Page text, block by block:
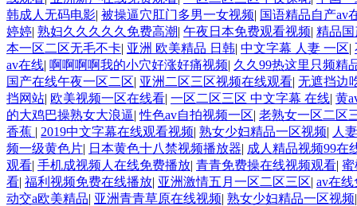
韩成人无码电影| 被操逼穴肛门多男一女视频| 国语精品自产av
婷婷| 熟妇久久久久久免费高潮| 午夜日本免费观看视频| 精品
本一区二区无毛不卡| 亚洲 欧美精品 日韩| 中文字幕 人妻 一区|
av在线| 啊啊啊啊我的小穴好涨好痛视频| 久久99热这里只频精
国产在线午夜一区二区| 亚洲二区三区视频在线观看| 无遮挡边
挡网站| 欧美视频一区在线看| 一区二区三区 中文字幕 在线| 黄
的大鸡巴操熟女大浪逼|性色av自拍视频一区| 老熟女一区二区
香蕉 | 2019中文字幕在线观看视频| 熟女少妇精品一区视频| 人
频一级黄色片| 日本黄色十八禁视频播放器| 成人精品视频99在
观看| 手机成视频人在线免费播放| 青青免费操在线视频观看| 蜜
看| 福利视频免费在线播放| 亚洲激情五月一区二区三区| av在
动交a欧美精品| 亚洲青青草原在线视频| 熟女少妇精品一区视频